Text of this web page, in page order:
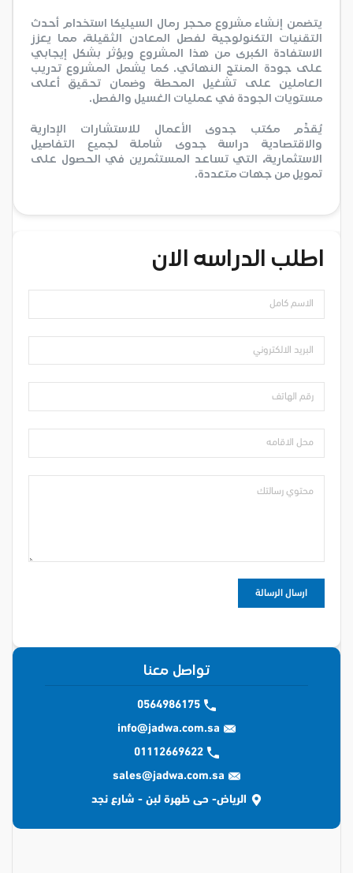
يتضمن إنشاء مشروع محجر رمال السيليكا استخدام أحدث
التقنيات التكنولوجية لفصل المعادن الثقيلة، مما يعزز
الاستفادة الكبرى من هذا المشروع ويؤثر بشكل إيجابي
على جودة المنتج النهائي. كما يشمل المشروع تدريب
العاملين على تشغيل المحطة وضمان تحقيق أعلى
مستويات الجودة في عمليات الغسيل والفصل.
يُقدِّم مكتب جدوى الأعمال للاستشارات الإدارية
والاقتصادية دراسة جدوى شاملة لجميع التفاصيل
الاستثمارية، التي تساعد المستثمرين في الحصول على
تمويل من جهات متعددة.
اطلب الدراسه الان
تواصل معنا
0564986175
info@jadwa.com.sa
01112669622
sales@jadwa.com.sa
الرياض- حى ظهرة لبن - شارع نجد